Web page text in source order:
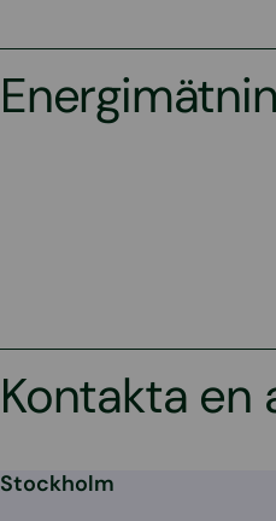
Kontakta en
Stockholm